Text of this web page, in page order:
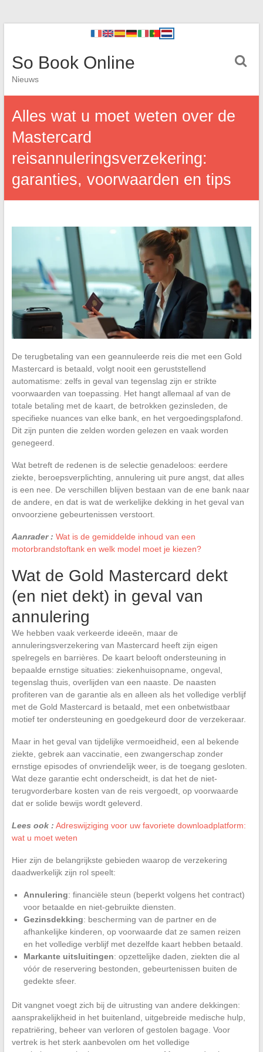
So Book Online
Nieuws
Alles wat u moet weten over de
Mastercard
reisannuleringsverzekering:
garanties, voorwaarden en tips
De terugbetaling van een geannuleerde reis die met een Gold
Mastercard is betaald, volgt nooit een geruststellend
automatisme: zelfs in geval van tegenslag zijn er strikte
voorwaarden van toepassing. Het hangt allemaal af van de
totale betaling met de kaart, de betrokken gezinsleden, de
specifieke nuances van elke bank, en het vergoedingsplafond.
Dit zijn punten die zelden worden gelezen en vaak worden
genegeerd.
Wat betreft de redenen is de selectie genadeloos: eerdere
ziekte, beroepsverplichting, annulering uit pure angst, dat alles
is een nee. De verschillen blijven bestaan van de ene bank naar
de andere, en dat is wat de werkelijke dekking in het geval van
onvoorziene gebeurtenissen verstoort.
Aanrader : Wat is de gemiddelde inhoud van een
motorbrandstoftank en welk model moet je kiezen?
Wat de Gold Mastercard dekt
(en niet dekt) in geval van
annulering
We hebben vaak verkeerde ideeën, maar de
annuleringsverzekering van Mastercard heeft zijn eigen
spelregels en barrières. De kaart belooft ondersteuning in
bepaalde ernstige situaties: ziekenhuisopname, ongeval,
tegenslag thuis, overlijden van een naaste. De naasten
profiteren van de garantie als en alleen als het volledige verblijf
met de Gold Mastercard is betaald, met een onbetwistbaar
motief ter ondersteuning en goedgekeurd door de verzekeraar.
Maar in het geval van tijdelijke vermoeidheid, een al bekende
ziekte, gebrek aan vaccinatie, een zwangerschap zonder
ernstige episodes of onvriendelijk weer, is de toegang gesloten.
Wat deze garantie echt onderscheidt, is dat het de niet-
terugvorderbare kosten van de reis vergoedt, op voorwaarde
dat er solide bewijs wordt geleverd.
Lees ook : Adreswijziging voor uw favoriete downloadplatform:
wat u moet weten
Hier zijn de belangrijkste gebieden waarop de verzekering
daadwerkelijk zijn rol speelt:
Annulering: financiële steun (beperkt volgens het contract)
voor betaalde en niet-gebruikte diensten.
Gezinsdekking: bescherming van de partner en de
afhankelijke kinderen, op voorwaarde dat ze samen reizen
en het volledige verblijf met dezelfde kaart hebben betaald.
Markante uitsluitingen: opzettelijke daden, ziekten die al
vóór de reservering bestonden, gebeurtenissen buiten de
gedekte sfeer.
Dit vangnet voegt zich bij de uitrusting van andere dekkingen:
aansprakelijkheid in het buitenland, uitgebreide medische hulp,
repatriëring, beheer van verloren of gestolen bagage. Voor
vertrek is het sterk aanbevolen om het volledige